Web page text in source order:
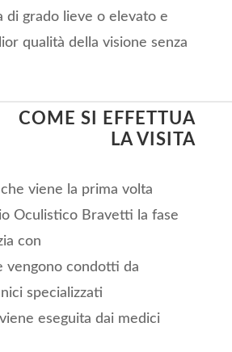
di grado lieve o elevato e
qualità della visione senza
COME SI EFFETTUA
LA VISITA
viene la prima volta
Oculistico Bravetti la fase
con
vengono condotti da
specializzati
eseguita dai medici